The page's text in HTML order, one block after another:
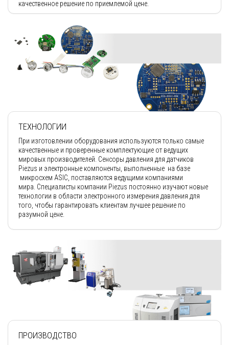
качественное решение по приемлемой цене.
ТЕХНОЛОГИИ
При изготовлении оборудования используются только самые
качественные и проверенные комплектующие от ведущих
мировых производителей. Сенсоры давления для датчиков
Piezus и электронные компоненты, выполненные на базе
микросхем ASIC, поставляются ведущими компаниями
мира. Специалисты компании Piezus постоянно изучают новые
технологии в области электронного измерения давления для
того, чтобы гарантировать клиентам лучшее решение по
разумной цене.
ПРОИЗВОДСТВО